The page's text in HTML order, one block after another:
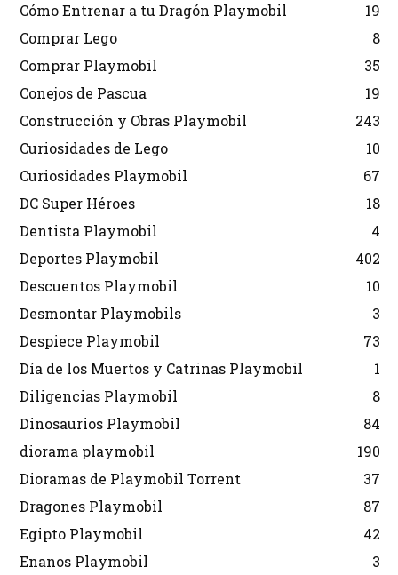
Cómo Entrenar a tu Dragón Playmobil
19
Comprar Lego
8
Comprar Playmobil
35
Conejos de Pascua
19
Construcción y Obras Playmobil
243
Curiosidades de Lego
10
Curiosidades Playmobil
67
DC Super Héroes
18
Dentista Playmobil
4
Deportes Playmobil
402
Descuentos Playmobil
10
Desmontar Playmobils
3
Despiece Playmobil
73
Día de los Muertos y Catrinas Playmobil
1
Diligencias Playmobil
8
Dinosaurios Playmobil
84
diorama playmobil
190
Dioramas de Playmobil Torrent
37
Dragones Playmobil
87
Egipto Playmobil
42
Enanos Playmobil
3